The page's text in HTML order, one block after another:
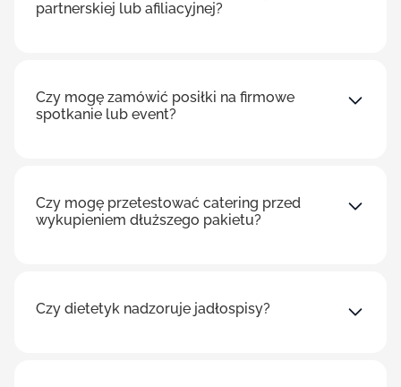
partnerskiej lub afiliacyjnej?
Czy mogę zamówić posiłki na firmowe
spotkanie lub event?
Czy mogę przetestować catering przed
wykupieniem dłuższego pakietu?
Czy dietetyk nadzoruje jadłospisy?